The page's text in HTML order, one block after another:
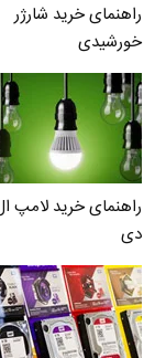
راهنمای خرید شارژر
خورشیدی
راهنمای خرید لامپ
دی